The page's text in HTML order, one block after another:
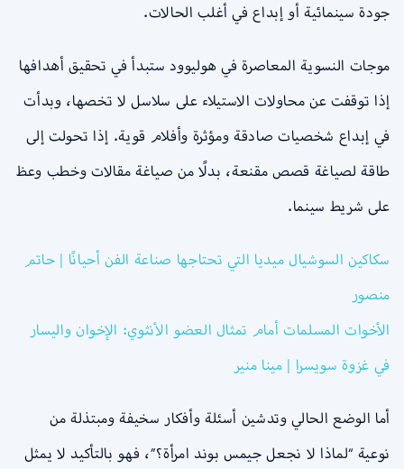
جودة سينمائية أو إبداع في أغلب الحالات.
موجات النسوية المعاصرة في هوليوود ستبدأ في تحقيق أهدافها
إذا توقفت عن محاولات الاستيلاء على سلاسل لا تخصها، وبدأت
في إبداع شخصيات صادقة ومؤثرة وأفلام قوية. إذا تحولت إلى
طاقة لصياغة قصص مقنعة، بدلًا من صياغة مقالات وخطب وعظ
على شريط سينما.
سكاكين السوشيال ميديا التي تحتاجها صناعة الفن أحيانًا | حاتم
منصور
الأخوات المسلمات أمام تمثال العضو الأنثوي: الإخوان واليسار
في غزوة سويسرا | مينا منير
أما الوضع الحالي وتدشين أسئلة وأفكار سخيفة ومبتذلة من
نوعية “لماذا لا نجعل جيمس بوند امرأة؟”، فهو بالتأكيد لا يمثل